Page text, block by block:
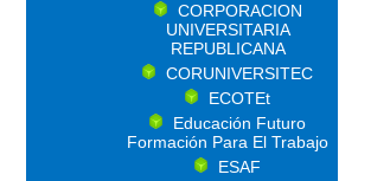
CORPORACION
UNIVERSITARIA
REPUBLICANA
CORUNIVERSITEC
ECOTEt
Educación Futuro
Formación Para El Trabajo
ESAF